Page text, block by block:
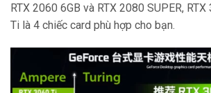
RTX 2060 6GB và RTX 2080 SUPER,
Ti là 4 chiếc card phù hợp cho bạn.